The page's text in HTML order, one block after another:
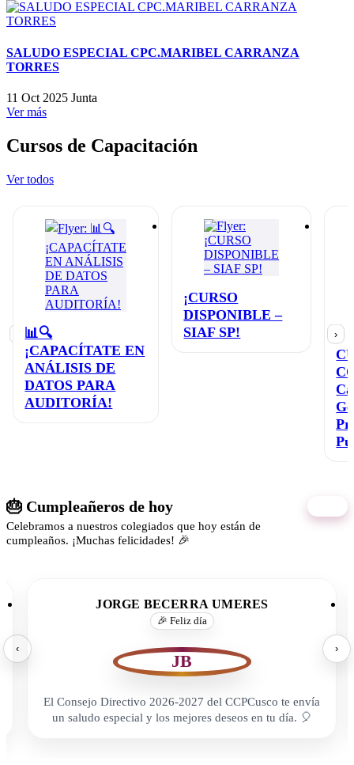
SALUDO ESPECIAL CPC.MARIBEL CARRANZA
TORRES
11 Oct 2025 Junta
Ver más
Cursos de Capacitación
Ver todos
📊🔍
¡CAPACÍTATE EN
ANÁLISIS DE
DATOS PARA
AUDITORÍA!
¡CURSO
DISPONIBLE –
SIAF SP!
›
🎂 Cumpleañeros de hoy
Celebramos a nuestros colegiados que hoy están de
cumpleaños. ¡Muchas felicidades! 🎉
‹
JORGE BECERRA UMERES
🎉 Feliz día
JB
El Consejo Directivo 2026-2027 del CCPCusco te envía
un saludo especial y los mejores deseos en tu día. 🎈
›